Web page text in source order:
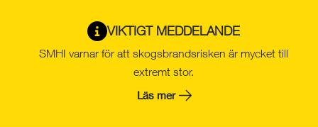
VIKTIGT MEDDELANDE
SMHI varnar för att skogsbrandsrisken är mycket till
extremt stor.
Läs mer
Trafik, gator & parker
Sandupptagning i Norrtälje,